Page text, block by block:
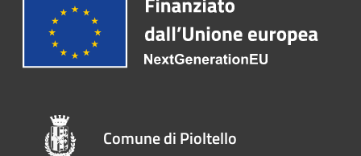
Comune di Pioltello